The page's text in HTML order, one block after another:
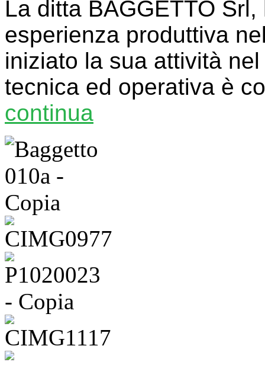
La ditta BAGGETTO
esperienza produttiva
iniziato la sua attività
tecnica ed operativa è
continua